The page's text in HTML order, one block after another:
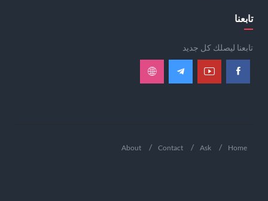
تابعنا
تابعنا ليصلك كل جديد
Home
Ask
Contact
About